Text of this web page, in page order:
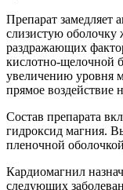
Препарат замедляет
слизистую оболочку
раздражающих
кислотно-щелочной
увеличению уровня
прямое воздействие
Состав препарата
гидроксид магния.
пленочной
Кардиомагнил
следующих